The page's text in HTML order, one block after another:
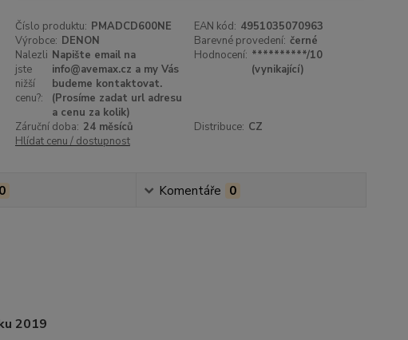
Číslo produktu: PMADCD600NE EAN kód: 4951035070963
Výrobce: DENON Barevné provedení: černé
Nalezli
jste
nižší
cenu?:
Napište email na
info@avemax.cz a my Vás
budeme kontaktovat.
(Prosíme zadat url adresu
a cenu za kolik)
Hodnocení: **********/10
(vynikající)
Záruční doba: 24 měsíců Distribuce: CZ
Hlídat cenu / dostupnost
0 Komentáře 0
2019